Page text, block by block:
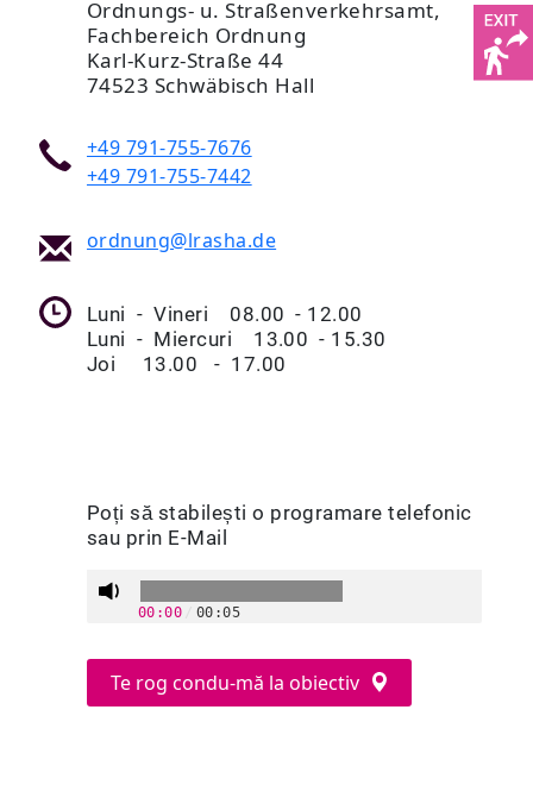
Ordnungs- u. Straßenverkehrsamt,
Fachbereich Ordnung
Karl-Kurz-Straße 44
74523 Schwäbisch Hall
+49 791-755-7676
+49 791-755-7442
ordnung@lrasha.de
Luni - Vineri 08.00 - 12.00
Luni - Miercuri 13.00 - 15.30
Joi 13.00 - 17.00
Poți să stabilești o programare telefonic
sau prin E-Mail
00:00 00:05
Te rog condu-mă la obiectiv